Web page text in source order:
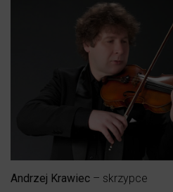
Andrzej Krawiec – skrzypce